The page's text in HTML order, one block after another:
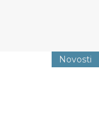
Novosti